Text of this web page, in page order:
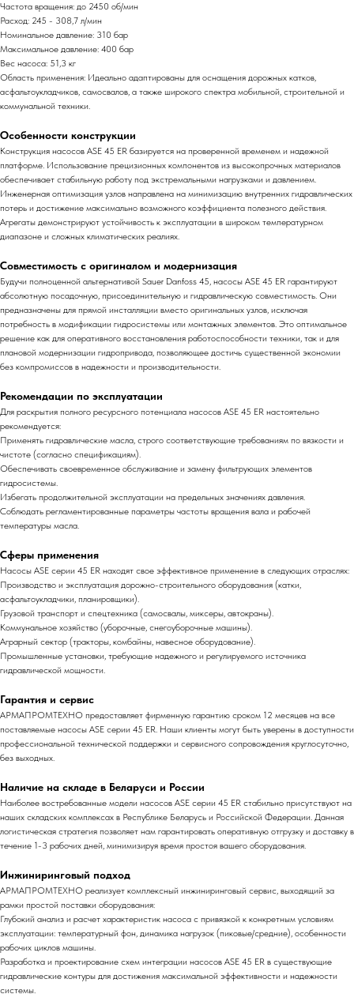
Частота вращения: до 2450 об/мин
Расход: 245 - 308,7 л/мин
Номинальное давление: 310 бар
Максимальное давление: 400 бар
Вес насоса: 51,3 кг
Область применения: Идеально адаптированы для оснащения дорожных катков,
асфальтоукладчиков, самосвалов, а также широкого спектра мобильной, строительной и
коммунальной техники.
Особенности конструкции
Конструкция насосов ASE 45 ER базируется на проверенной временем и надежной
платформе. Использование прецизионных компонентов из высокопрочных материалов
обеспечивает стабильную работу под экстремальными нагрузками и давлением.
Инженерная оптимизация узлов направлена на минимизацию внутренних гидравлических
потерь и достижение максимально возможного коэффициента полезного действия.
Агрегаты демонстрируют устойчивость к эксплуатации в широком температурном
диапазоне и сложных климатических реалиях.
Совместимость с оригиналом и модернизация
Будучи полноценной альтернативой Sauer Danfoss 45, насосы ASE 45 ER гарантируют
абсолютную посадочную, присоединительную и гидравлическую совместимость. Они
предназначены для прямой инсталляции вместо оригинальных узлов, исключая
потребность в модификации гидросистемы или монтажных элементов. Это оптимальное
решение как для оперативного восстановления работоспособности техники, так и для
плановой модернизации гидропривода, позволяющее достичь существенной экономии
без компромиссов в надежности и производительности.
Рекомендации по эксплуатации
Для раскрытия полного ресурсного потенциала насосов ASE 45 ER настоятельно
рекомендуется:
Применять гидравлические масла, строго соответствующие требованиям по вязкости и
чистоте (согласно спецификациям).
Обеспечивать своевременное обслуживание и замену фильтрующих элементов
гидросистемы.
Избегать продолжительной эксплуатации на предельных значениях давления.
Соблюдать регламентированные параметры частоты вращения вала и рабочей
температуры масла.
Сферы применения
Насосы ASE серии 45 ER находят свое эффективное применение в следующих отраслях:
Производство и эксплуатация дорожно-строительного оборудования (катки,
асфальтоукладчики, планировщики).
Грузовой транспорт и спецтехника (самосвалы, миксеры, автокраны).
Коммунальное хозяйство (уборочные, снегоуборочные машины).
Аграрный сектор (тракторы, комбайны, навесное оборудование).
Промышленные установки, требующие надежного и регулируемого источника
гидравлической мощности.
Гарантия и сервис
АРМАПРОМТЕХНО предоставляет фирменную гарантию сроком 12 месяцев на все
поставляемые насосы ASE серии 45 ER. Наши клиенты могут быть уверены в доступности
профессиональной технической поддержки и сервисного сопровождения круглосуточно,
без выходных.
Наличие на складе в Беларуси и России
Наиболее востребованные модели насосов ASE серии 45 ER стабильно присутствуют на
наших складских комплексах в Республике Беларусь и Российской Федерации. Данная
логистическая стратегия позволяет нам гарантировать оперативную отгрузку и доставку в
течение 1-3 рабочих дней, минимизируя время простоя вашего оборудования.
Инжиниринговый подход
АРМАПРОМТЕХНО реализует комплексный инжиниринговый сервис, выходящий за
рамки простой поставки оборудования:
Глубокий анализ и расчет характеристик насоса с привязкой к конкретным условиям
эксплуатации: температурный фон, динамика нагрузок (пиковые/средние), особенности
рабочих циклов машины.
Разработка и проектирование схем интеграции насосов ASE 45 ER в существующие
гидравлические контуры для достижения максимальной эффективности и надежности
системы.